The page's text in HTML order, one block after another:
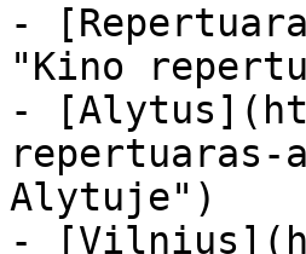
-
"Kino
-
Alytuje")
-